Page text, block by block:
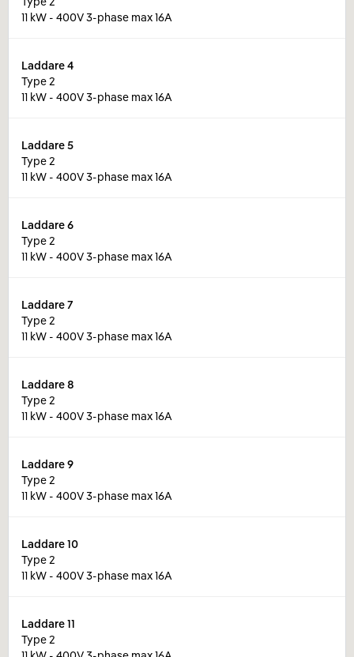
11 kW - 400V 3-phase max 16A
Laddare4
Type 2
11 kW - 400V 3-phase max 16A
Laddare5
Type 2
11 kW - 400V 3-phase max 16A
Laddare6
Type 2
11 kW - 400V 3-phase max 16A
Laddare7
Type 2
11 kW - 400V 3-phase max 16A
Laddare8
Type 2
11 kW - 400V 3-phase max 16A
Laddare9
Type 2
11 kW - 400V 3-phase max 16A
Laddare10
Type 2
11 kW - 400V 3-phase max 16A
Laddare11
Type 2